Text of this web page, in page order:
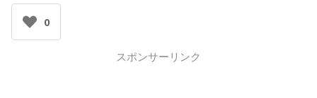
0
スポンサーリンク